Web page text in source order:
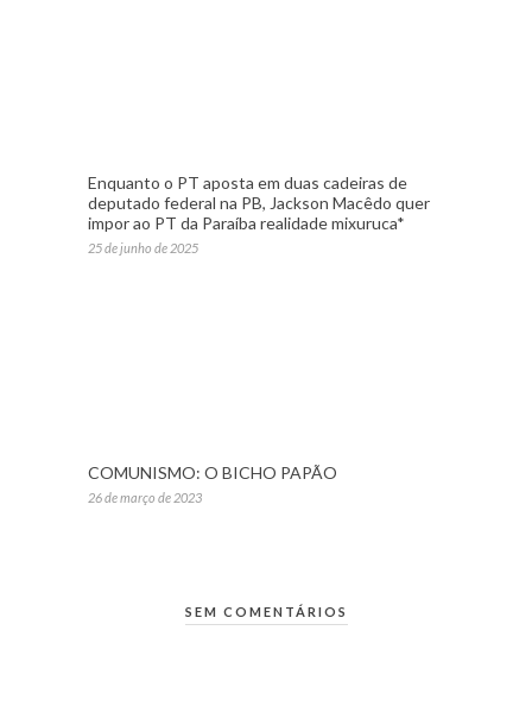
Enquanto o PT aposta em duas cadeiras de
deputado federal na PB, Jackson Macêdo quer
impor ao PT da Paraíba realidade mixuruca*
25 de junho de 2025
COMUNISMO: O BICHO PAPÃO
26 de março de 2023
SEM COMENTÁRIOS